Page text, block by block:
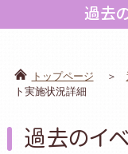
過去
トップページ
ト実施状況詳細
過去のイ